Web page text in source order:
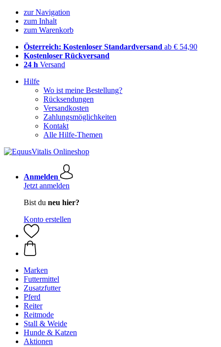
zur Navigation
zum Inhalt
zum Warenkorb
Österreich: Kostenloser Standardversand ab € 54,90
Kostenloser Rückversand
24 h Versand
Hilfe
Wo ist meine Bestellung?
Rücksendungen
Versandkosten
Zahlungsmöglichkeiten
Kontakt
Alle Hilfe-Themen
Anmelden
Jetzt anmelden
Bist du neu hier?
Konto erstellen
Marken
Futtermittel
Zusatzfutter
Pferd
Reiter
Reitmode
Stall & Weide
Hunde & Katzen
Aktionen